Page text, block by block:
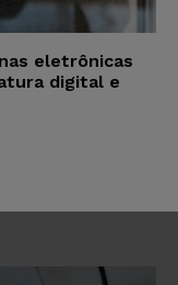
eletrônicas
digital e